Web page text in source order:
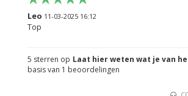
Leo 11-03-2025 16:12
Top
Laat hier weten wat je van
5 sterren op
basis van 1 beoordelingen